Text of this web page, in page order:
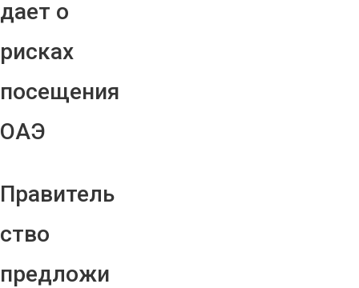
дает о
рисках
посещения
ОАЭ
Правитель
ство
предложи